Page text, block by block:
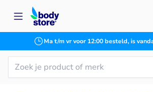
Ga naar de inhoud
Ma t/m vr voor 12:00 besteld, is